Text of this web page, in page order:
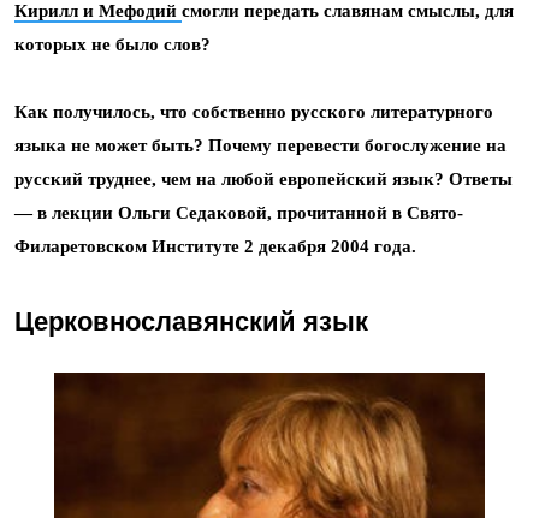
Кирилл и Мефодий смогли передать славянам смыслы, для
которых не было слов?
Как получилось, что собственно русского литературного
языка не может быть? Почему перевести богослужение на
русский труднее, чем на любой европейский язык? Ответы
— в лекции Ольги Седаковой, прочитанной в Свято-
Филаретовском Институте 2 декабря 2004 года.
Церковнославянский язык